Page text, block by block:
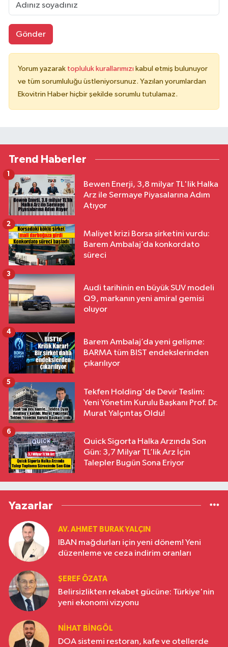
Gönder
Yorum yazarak topluluk kurallarımızı kabul etmiş bulunuyor
ve tüm sorumluluğu üstleniyorsunuz. Yazılan yorumlardan
Ekovitrin Haber hiçbir şekilde sorumlu tutulamaz.
Trend Haberler
Bewen Enerji, 3,8 milyar TL'lik Halka
Arz ile Sermaye Piyasalarına Adım
Atıyor
1
Maliyet krizi Borsa şirketini vurdu:
Barem Ambalaj’da konkordato
süreci
2
Audi tarihinin en büyük SUV modeli
Q9, markanın yeni amiral gemisi
oluyor
3
Barem Ambalaj’da yeni gelişme:
BARMA tüm BIST endekslerinden
çıkarılıyor
4
Tekfen Holding'de Devir Teslim:
Yeni Yönetim Kurulu Başkanı Prof. Dr.
Murat Yalçıntaş Oldu!
5
Quick Sigorta Halka Arzında Son
Gün: 3,7 Milyar TL’lik Arz İçin
Talepler Bugün Sona Eriyor
6
Yazarlar
AV. AHMET BURAK YALÇIN
IBAN mağdurları için yeni dönem! Yeni
düzenleme ve ceza indirim oranları
ŞEREF ÖZATA
Belirsizlikten rekabet gücüne: Türkiye'nin
yeni ekonomi vizyonu
NIHAT BINGÖL
DOA sistemi restoran, kafe ve otellerde